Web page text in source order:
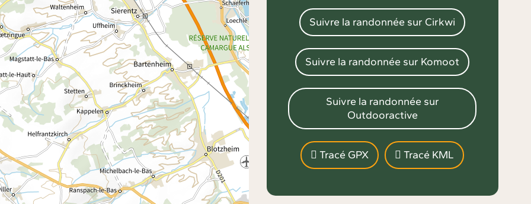
Suivre la randonnée sur Cirkwi
Suivre la randonnée sur Komoot
Suivre la randonnée sur
Outdooractive
Tracé GPX Tracé KML